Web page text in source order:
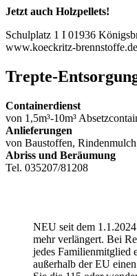
Jetzt auch Holzpellets!
Schulplatz 1 I 01936
www.koeckritz-brennstoffe.de
Trepte-
Containerdienst
von 1,5m³-10m³
Anlieferungen
von Baustoffen,
Abriss und Beräumung
Tel. 035207/81208
NEU seit dem
mehr verlängert. Bei
jedes Familienmitglied
außerhalb der EU